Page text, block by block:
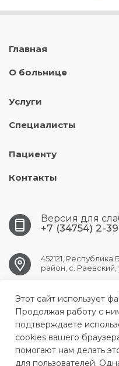
Главная
О больнице
Услуги
Специалисты
Пациенту
Контакты
Версия для
+7 (34754) 2-
452121,
район, с. Раевский,
ГБУЗ РБ Раевская ЦРБ
Этот сайт использует
Продолжая работу с
подтверждаете
cookies вашего
помогают нам делать
для пользователей.